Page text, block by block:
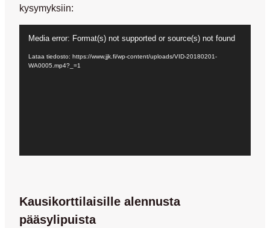
kysymyksiin:
Media error: Format(s) not supported or source(s) not found
Lataa tiedosto: https://www.jjk.fi/wp-content/uploads/VID-20180201-
WA0005.mp4?_=1
Kausikorttilaisille alennusta
pääsylipuista